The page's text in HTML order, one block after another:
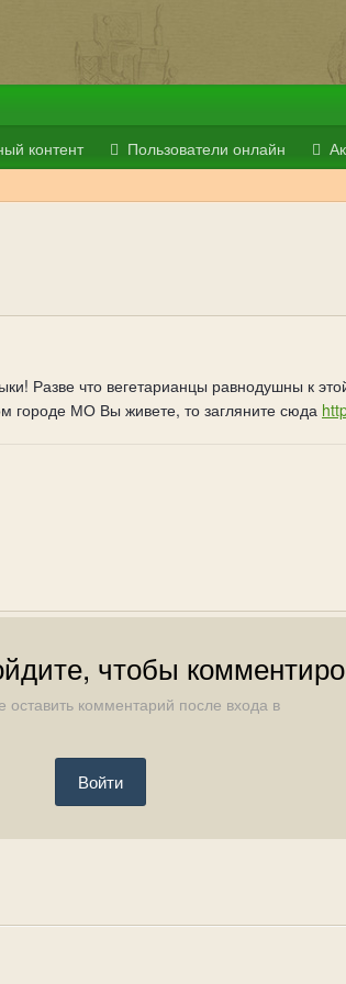
контент Пользователи онлайн
Разве что вегетарианцы равнодушны к
городе МО Вы живете, то загляните сюда
чтобы
оставить комментарий после входа в
Войти